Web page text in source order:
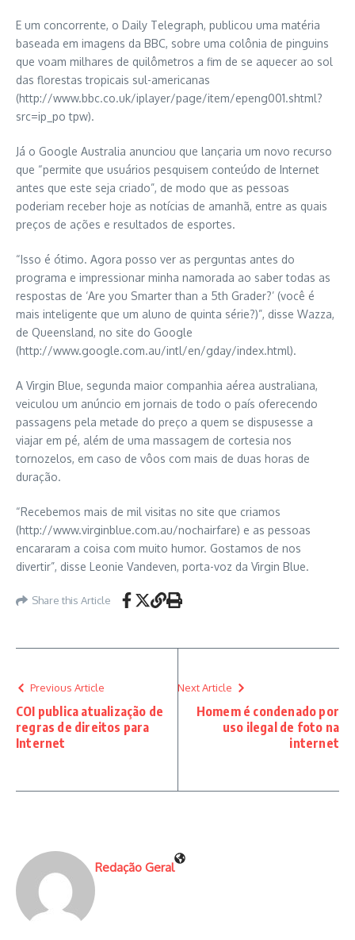
E um concorrente, o Daily Telegraph, publicou uma matéria
baseada em imagens da BBC, sobre uma colônia de pinguins
que voam milhares de quilômetros a fim de se aquecer ao sol
das florestas tropicais sul-americanas
(http://www.bbc.co.uk/iplayer/page/item/epeng001.shtml?
src=ip_po tpw).
Já o Google Australia anunciou que lançaria um novo recurso
que “permite que usuários pesquisem conteúdo de Internet
antes que este seja criado”, de modo que as pessoas
poderiam receber hoje as notícias de amanhã, entre as quais
preços de ações e resultados de esportes.
“Isso é ótimo. Agora posso ver as perguntas antes do
programa e impressionar minha namorada ao saber todas as
respostas de ‘Are you Smarter than a 5th Grader?’ (você é
mais inteligente que um aluno de quinta série?)”, disse Wazza,
de Queensland, no site do Google
(http://www.google.com.au/intl/en/gday/index.html).
A Virgin Blue, segunda maior companhia aérea australiana,
veiculou um anúncio em jornais de todo o país oferecendo
passagens pela metade do preço a quem se dispusesse a
viajar em pé, além de uma massagem de cortesia nos
tornozelos, em caso de vôos com mais de duas horas de
duração.
“Recebemos mais de mil visitas no site que criamos
(http://www.virginblue.com.au/nochairfare) e as pessoas
encararam a coisa com muito humor. Gostamos de nos
divertir”, disse Leonie Vandeven, porta-voz da Virgin Blue.
Share this Article
Previous Article
COI publica atualização de
regras de direitos para
Internet
Next Article
Homem é condenado por
uso ilegal de foto na
internet
Redação Geral